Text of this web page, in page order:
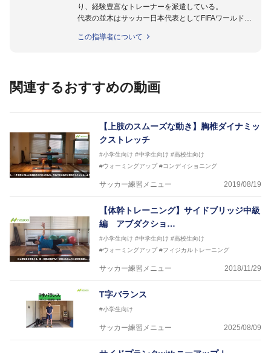
り、経験豊富なトレーナーを派遣している。
代表の並木はサッカー日本代表としてFIFAワールドカ
のほかU-23日本代表のアスレティックトレーナーと
世代のサッカーを中心に、WJBL、社会人ラグビー、
を派遣している。
さらには講演会やセミナー、専門学校などの教育機関
に講師を派遣するなど後進育成にも力を入れている。
「一人一人の健康な人生をサポートする」を企業理念
として掲げ、世の中の人々の『健康』をあらゆる方向
からサポートし、一人一人の「楽しく、豊かに、生き
生きと」生きる、そんな『健康な人生』をサポートし
この指導者について
関連するおすすめの動画
【上肢のスムーズな動き】胸椎ダイナミッ
クストレッチ
#小学生向け #中学生向け #高校生向け
#ウォーミングアップ #コンディショニング
サッカー練習メニュー 2019/08/19
【体幹トレーニング】サイドブリッジ中級
編 アブダクショ…
#小学生向け #中学生向け #高校生向け
#ウォーミングアップ #フィジカルトレーニング
サッカー練習メニュー 2018/11/29
T字バランス
#小学生向け
サッカー練習メニュー 2025/08/09